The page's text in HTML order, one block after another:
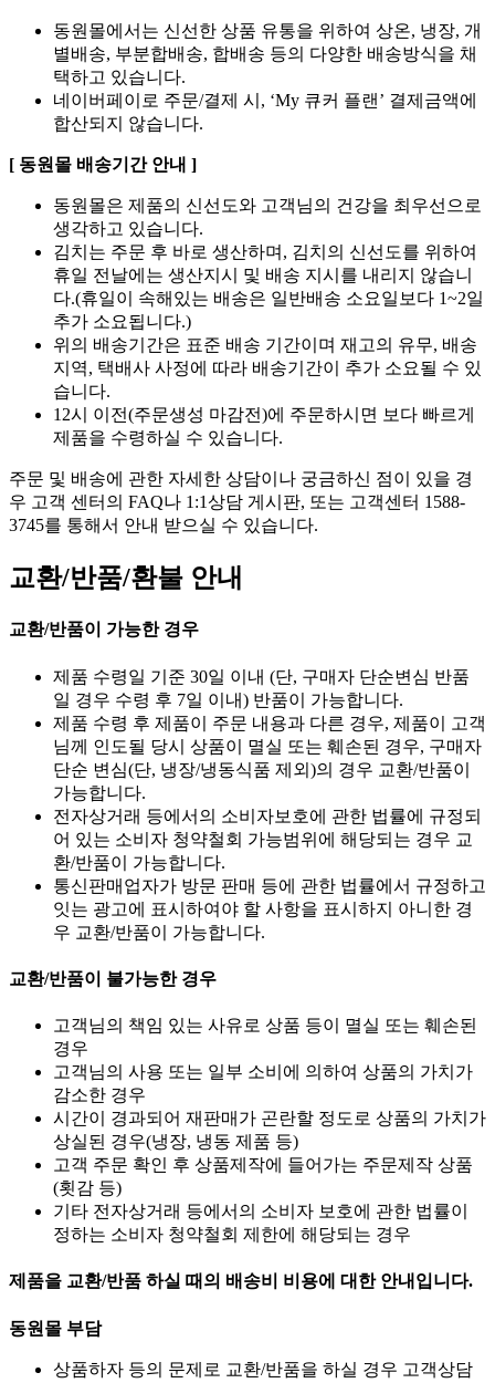
동원몰에서는 신선한 상품 유통을 위하여 상온, 냉장, 개
별배송, 부분합배송, 합배송 등의 다양한 배송방식을 채
택하고 있습니다.
네이버페이로 주문/결제 시, ‘My 큐커 플랜’ 결제금액에
합산되지 않습니다.
[ 동원몰 배송기간 안내 ]
동원몰은 제품의 신선도와 고객님의 건강을 최우선으로
생각하고 있습니다.
김치는 주문 후 바로 생산하며, 김치의 신선도를 위하여
휴일 전날에는 생산지시 및 배송 지시를 내리지 않습니
다.(휴일이 속해있는 배송은 일반배송 소요일보다 1~2일
추가 소요됩니다.)
위의 배송기간은 표준 배송 기간이며 재고의 유무, 배송
지역, 택배사 사정에 따라 배송기간이 추가 소요될 수 있
습니다.
12시 이전(주문생성 마감전)에 주문하시면 보다 빠르게
제품을 수령하실 수 있습니다.
주문 및 배송에 관한 자세한 상담이나 궁금하신 점이 있을 경
우 고객 센터의 FAQ나 1:1상담 게시판, 또는 고객센터 1588-
3745를 통해서 안내 받으실 수 있습니다.
교환/반품/환불 안내
교환/반품이 가능한 경우
제품 수령일 기준 30일 이내 (단, 구매자 단순변심 반품
일 경우 수령 후 7일 이내) 반품이 가능합니다.
제품 수령 후 제품이 주문 내용과 다른 경우, 제품이 고객
님께 인도될 당시 상품이 멸실 또는 훼손된 경우, 구매자
단순 변심(단, 냉장/냉동식품 제외)의 경우 교환/반품이
가능합니다.
전자상거래 등에서의 소비자보호에 관한 법률에 규정되
어 있는 소비자 청약철회 가능범위에 해당되는 경우 교
환/반품이 가능합니다.
통신판매업자가 방문 판매 등에 관한 법률에서 규정하고
잇는 광고에 표시하여야 할 사항을 표시하지 아니한 경
우 교환/반품이 가능합니다.
교환/반품이 불가능한 경우
고객님의 책임 있는 사유로 상품 등이 멸실 또는 훼손된
경우
고객님의 사용 또는 일부 소비에 의하여 상품의 가치가
감소한 경우
시간이 경과되어 재판매가 곤란할 정도로 상품의 가치가
상실된 경우(냉장, 냉동 제품 등)
고객 주문 확인 후 상품제작에 들어가는 주문제작 상품
(횟감 등)
기타 전자상거래 등에서의 소비자 보호에 관한 법률이
정하는 소비자 청약철회 제한에 해당되는 경우
제품을 교환/반품 하실 때의 배송비 비용에 대한 안내입니다.
동원몰 부담
상품하자 등의 문제로 교환/반품을 하실 경우 고객상담